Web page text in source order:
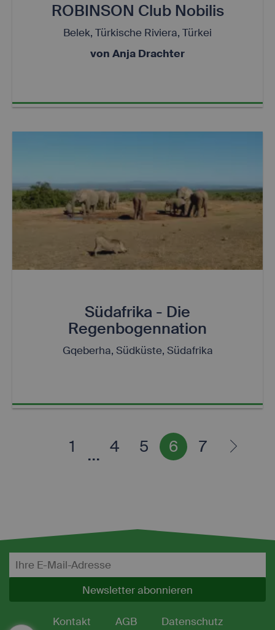
ROBINSON Club Nobilis
Belek, Türkische Riviera, Türkei
von Anja Drachter
Südafrika - Die
Regenbogennation
Gqeberha, Südküste, Südafrika
1 ... 4 5 6 7
Newsletter abonnieren
Kontakt AGB
Datenschutz